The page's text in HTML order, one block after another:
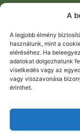
A
A legjobb élmény
használunk, mint a
eléréséhez. Ha
adatokat dolgozhatunk
viselkedés vagy az
vagy visszavonása
érinthet.
Tetőtisztítás,
legtöbb